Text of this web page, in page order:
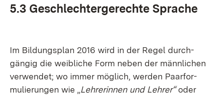
5.3 Ge­schlech­ter­ge­rech­te Spra­che
Im Bil­dungs­plan 2016 wird in der Re­gel durch­
gän­gig die weib­li­che Form ne­ben der männ­li­chen
ver­wen­det; wo im­mer mög­lich, wer­den Paar­for­
mu­lie­run­gen wie „Leh­re­rin­nen und Leh­rer“oder